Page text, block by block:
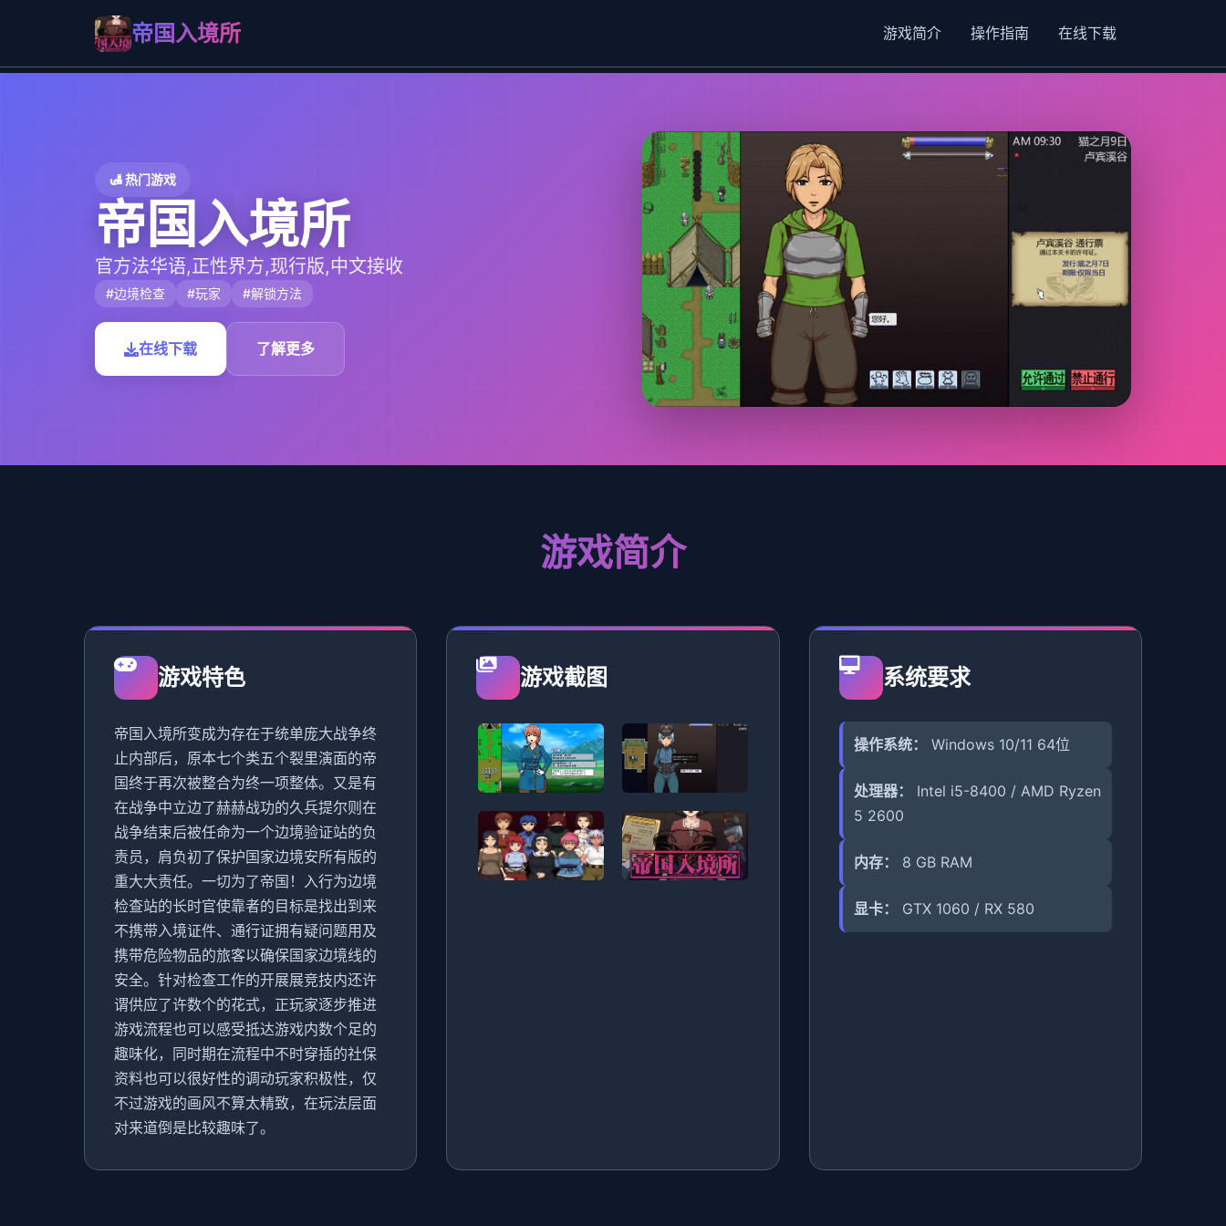
帝国入境所 游戏简介 操作指南 在线下载
🛃 热门游戏
帝国入境所
官方法华语,正性界方,现行版,中文接收
#边境检查 #玩家 #解锁方法
在线下载 了解更多
游戏简介
游戏特色
帝国入境所变成为存在于统单庞大战争终
止内部后，原本七个类五个裂里演面的帝
国终于再次被整合为终一项整体。又是有
在战争中立边了赫赫战功的久兵提尔则在
战争结束后被任命为一个边境验证站的负
责员，肩负初了保护国家边境安所有版的
重大大责任。一切为了帝国！入行为边境
检查站的长时官使靠者的目标是找出到来
不携带入境证件、通行证拥有疑问题用及
携带危险物品的旅客以确保国家边境线的
安全。针对检查工作的开展展竞技内还许
谓供应了许数个的花式，正玩家逐步推进
游戏流程也可以感受抵达游戏内数个足的
趣味化，同时期在流程中不时穿插的社保
资料也可以很好性的调动玩家积极性，仅
不过游戏的画风不算太精致，在玩法层面
对来道倒是比较趣味了。
游戏截图 系统要求
操作系统： Windows 10/11 64位
处理器：
Intel i5-8400 / AMD Ryzen
5 2600
内存： 8 GB RAM
显卡： GTX 1060 / RX 580